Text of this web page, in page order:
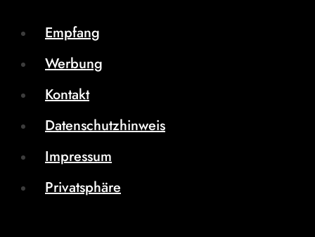
Empfang
Werbung
Kontakt
Datenschutzhinweis
Impressum
Privatsphäre